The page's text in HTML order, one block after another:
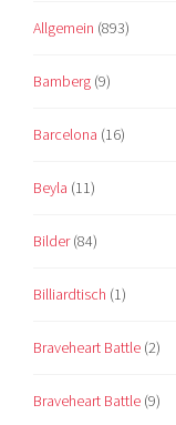
Allgemein (893)
Bamberg (9)
Barcelona (16)
Beyla (11)
Bilder(84)
Billiardtisch (1)
Braveheart Battle (2)
Braveheart Battle (9)